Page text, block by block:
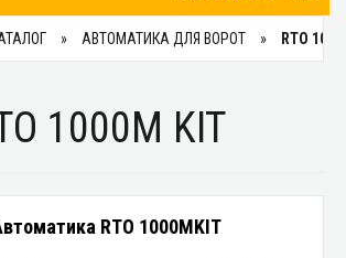
АВТОМАТИКА ДЛЯ ВОРОТ RTO
1000M KIT
RTO 1000MKIT